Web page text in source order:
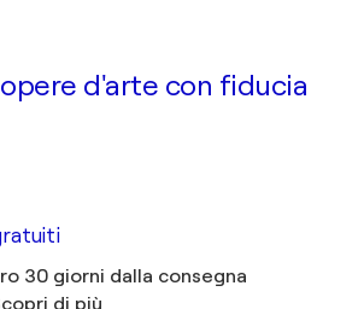
d'arte con fiducia
30 giorni dalla consegna
di più